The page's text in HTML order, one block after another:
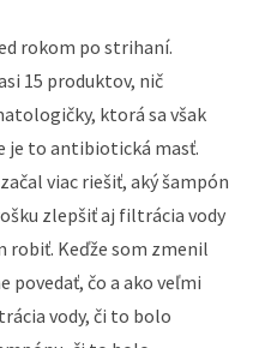
rokom po strihaní.
15 produktov, nič
ktorá sa však
je to antibiotická masť.
viac riešiť, aký šampón
zlepšiť aj filtrácia vody
robiť. Keďže som zmenil
povedať, čo a ako veľmi
vody, či to bolo